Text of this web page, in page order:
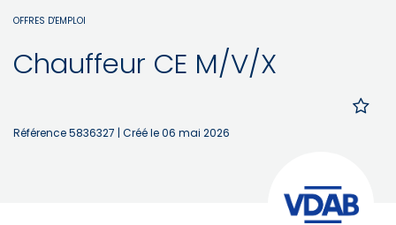
OFFRES D'EMPLOI
Chauffeur CE M/V/X
Référence 5836327 | Créé le 06 mai 2026